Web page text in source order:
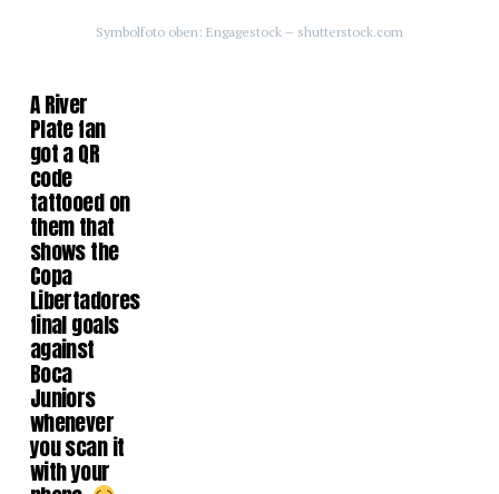
Symbolfoto oben: Engagestock – shutterstock.com
A River
Plate fan
got a QR
code
tattooed on
them that
shows the
Copa
Libertadores
final goals
against
Boca
Juniors
whenever
you scan it
with your